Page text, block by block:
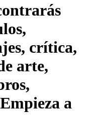
crítica,
arte,
a